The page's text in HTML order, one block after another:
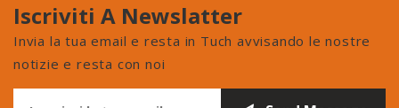
Iscriviti A Newslatter
Invia la tua email e resta in Tuch avvisando le nostre
notizie e resta con noi